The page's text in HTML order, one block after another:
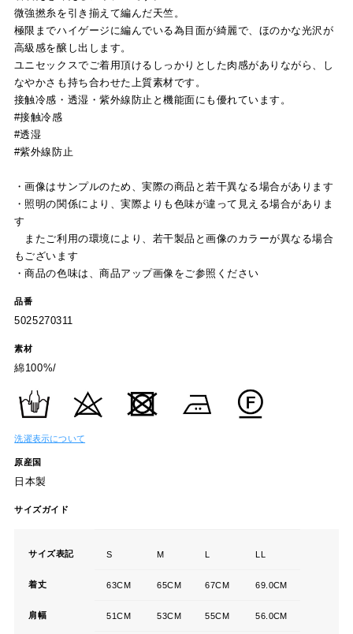
微強撚糸を引き揃えて編んだ天竺。
極限までハイゲージに編んでいる為目面が綺麗で、ほのかな光沢が
高級感を醸し出します。
ユニセックスでご着用頂けるしっかりとした肉感がありながら、し
なやかさも持ち合わせた上質素材です。
接触冷感・透湿・紫外線防止と機能面にも優れています。
#接触冷感
#透湿
#紫外線防止
・画像はサンプルのため、実際の商品と若干異なる場合があります
・照明の関係により、実際よりも色味が違って見える場合がありま
す
またご利用の環境により、若干製品と画像のカラーが異なる場合
もございます
・商品の色味は、商品アップ画像をご参照ください
品番
5025270311
素材
綿100%/
洗濯表示について
原産国
日本製
サイズガイド
サイズ表記 S M L LL
着丈 63CM 65CM 67CM 69.0CM
肩幅 51CM 53CM 55CM 56.0CM